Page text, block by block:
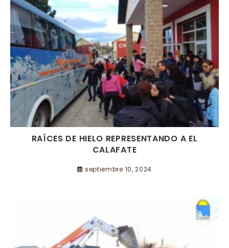
RAÍCES DE HIELO REPRESENTANDO A EL
CALAFATE
septiembre 10, 2024